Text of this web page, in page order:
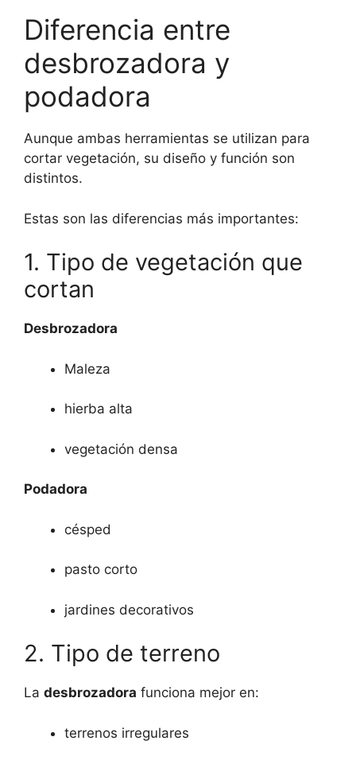
Diferencia entre
desbrozadora y
podadora
Aunque ambas herramientas se utilizan para
cortar vegetación, su diseño y función son
distintos.
Estas son las diferencias más importantes:
1. Tipo de vegetación que
cortan
Desbrozadora
Maleza
hierba alta
vegetación densa
Podadora
césped
pasto corto
jardines decorativos
2. Tipo de terreno
La desbrozadora funciona mejor en:
terrenos irregulares